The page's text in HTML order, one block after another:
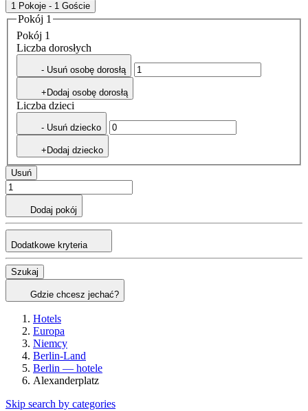
1 Pokoje - 1 Goście
Pokój 1
Pokój 1
Liczba dorosłych
- Usuń osobę dorosłą
+Dodaj osobę dorosłą
Liczba dzieci
- Usuń dziecko
+Dodaj dziecko
Usuń
Dodaj pokój
Dodatkowe kryteria
Szukaj
Gdzie chcesz jechać?
Hotels
Europa
Niemcy
Berlin-Land
Berlin — hotele
Alexanderplatz
Skip search by categories